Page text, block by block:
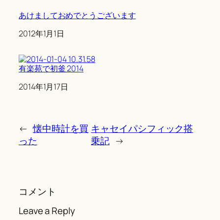
あけましておめでとうございます
Date
2012年1月1日
有楽苑で初釜 2014
Date
2014年1月17日
← 懐中時計を買
った
キャセイパシフィック搭
乗記 →
コメント
Leave a Reply